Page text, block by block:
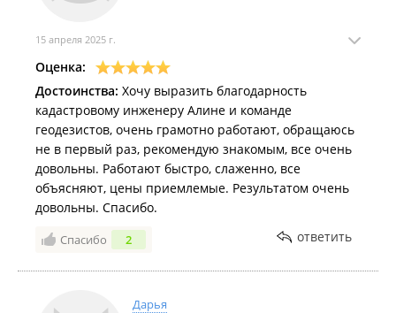
15 апреля 2025 г.
Оценка:
Достоинства: Хочу выразить благодарность
кадастровому инженеру Алине и команде
геодезистов, очень грамотно работают, обращаюсь
не в первый раз, рекомендую знакомым, все очень
довольны. Работают быстро, слаженно, все
объясняют, цены приемлемые. Результатом очень
довольны. Спасибо.
Спасибо 2 ответить
Дарья